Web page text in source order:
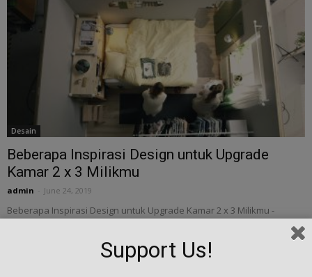
Desain
Beberapa Inspirasi Design untuk Upgrade
Kamar 2 x 3 Milikmu
admin June 24, 2019
Beberapa Inspirasi Design untuk Upgrade Kamar 2 x 3 Milikmu -
pernah memiliki masalah dengan...Support Us!